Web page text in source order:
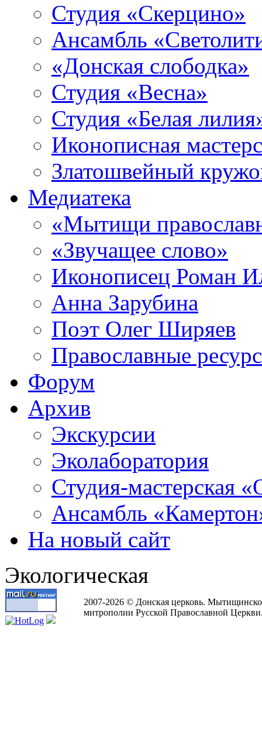
Студия «Скерцино»
Ансамбль
«Донская слободка»
Студия «Весна»
Студия «Белая
Иконописная
Златошвейный
Медиатека
«Мытищи
«Звучащее слово»
Иконописец Роман
Анна Зарубина
Поэт Олег Ширяев
Православные
Форум
Архив
Экскурсии
Эколаборатория
Студия-мастерская
Ансамбль
На новый сайт
Экологическая
2007-2026 © Донская церковь.
митрополии Русской Православной